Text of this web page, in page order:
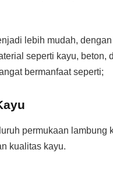
lebih mudah,
seperti kayu, beton,
bermanfaat seperti;
permukaan lambung
kualitas kayu.